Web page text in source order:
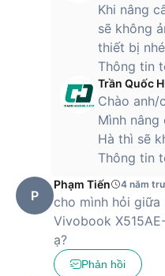
Laptop Asus X515EA-
2-cell, có dung lượng 45
khoảng 6-7 giờ đồng hồ.
Laptop Asus X515EA-
nhân viên văn phòng
Laptop Asus X515EA-
Khi nâng
sẽ không
thiết bị
Thông tin
Trần Quốc
Chào anh/
Mình nâng
Hà thì sẽ
Thông tin
P
Phạm Tiến 4 năm
cho mình hỏi giữa
Vivobook
ạ?
Phản hồi